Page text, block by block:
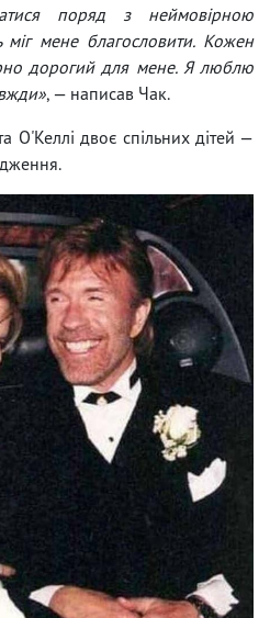
поряд з неймовірною
мене благословити. Кожен
дорогий для мене. Я люблю
, — написав Чак.
О'Келлі двоє спільних дітей —